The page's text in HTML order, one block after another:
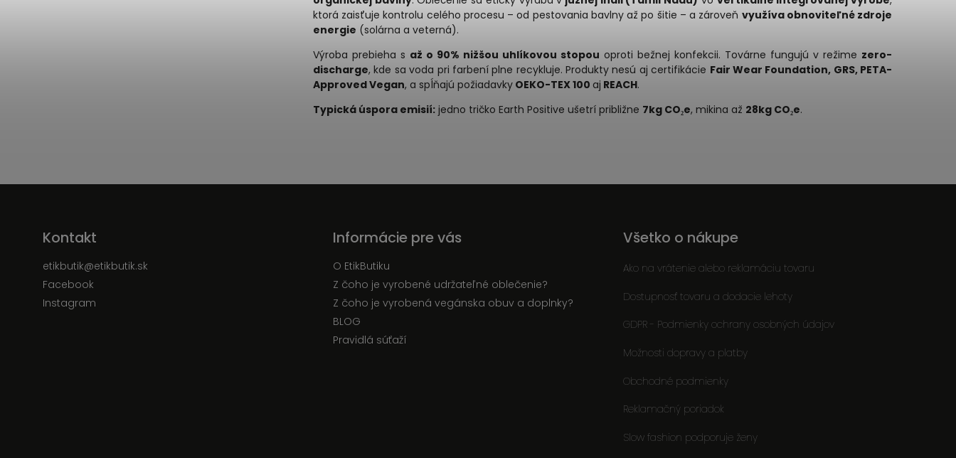
ktorá zaisťuje kontrolu celého procesu – od pestovania bavlny až po šitie – a zároveň využíva obnoviteľné zdroje
energie (solárna a veterná).
Výroba prebieha s až o 90% nižšou uhlíkovou stopou oproti bežnej konfekcii. Továrne fungujú v režime zero-
discharge, kde sa voda pri farbení plne recykluje. Produkty nesú aj certifikácie Fair Wear Foundation, GRS, PETA-
Approved Vegan, a spĺňajú požiadavky OEKO-TEX 100 aj REACH.
Typická úspora emisií: jedno tričko Earth Positive ušetrí približne 7kg CO₂e, mikina až 28kg CO₂e.
Kontakt
etikbutik@etikbutik.sk
Facebook
Instagram
Informácie pre vás
O EtikButiku
Z čoho je vyrobené udržateľné oblečenie?
Z čoho je vyrobená vegánska obuv a doplnky?
BLOG
Pravidlá súťaží
Všetko o nákupe
Ako na vrátenie alebo reklamáciu tovaru
Dostupnosť tovaru a dodacie lehoty
GDPR - Podmienky ochrany osobných údajov
Možnosti dopravy a platby
Obchodné podmienky
Reklamačný poriadok
Slow fashion podporuje ženy